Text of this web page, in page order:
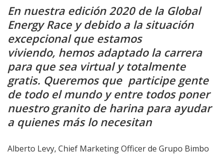
En nuestra edición 2020 de la Global
Energy Race y debido a la situación
excepcional que estamos
viviendo, hemos adaptado la carrera
para que sea virtual y totalmente
gratis. Queremos que participe gente
de todo el mundo y entre todos poner
nuestro granito de harina para ayudar
a quienes más lo necesitan
Alberto Levy, Chief Marketing Officer de Grupo Bimbo